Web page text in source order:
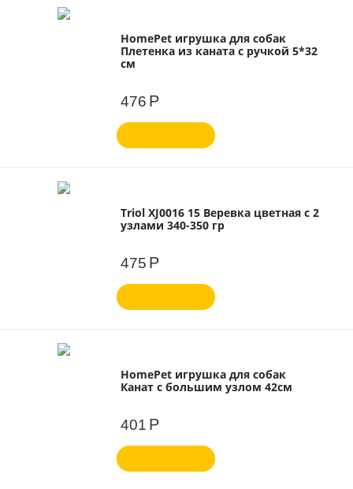
HomePet игрушка для собак
Плетенка из каната с ручкой 5*32
см
476 Р
Triol XJ0016 15 Веревка цветная с 2
узлами 340-350 гр
475 Р
HomePet игрушка для собак
Канат с большим узлом 42см
401 Р